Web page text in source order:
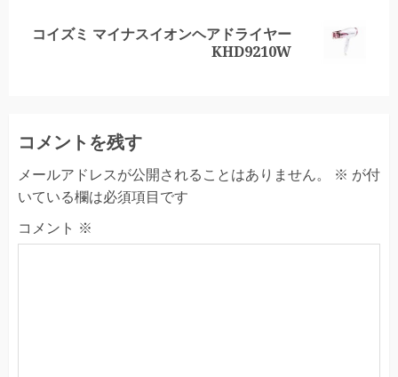
Next
コイズミ マイナスイオンヘアドライヤー
KHD9210W
コメントを残す
メールアドレスが公開されることはありません。 ※ が付
いている欄は必須項目です
コメント ※